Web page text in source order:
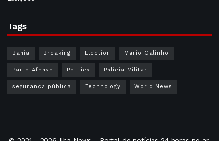
Tags
Bahia Breaking Election Mário Galinho
Paulo Afonso Politics Polícia Militar
segurança pública Technology World News